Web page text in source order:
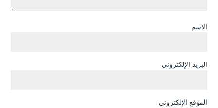
الاسم
البريد الإلكتروني
الموقع الإلكتروني